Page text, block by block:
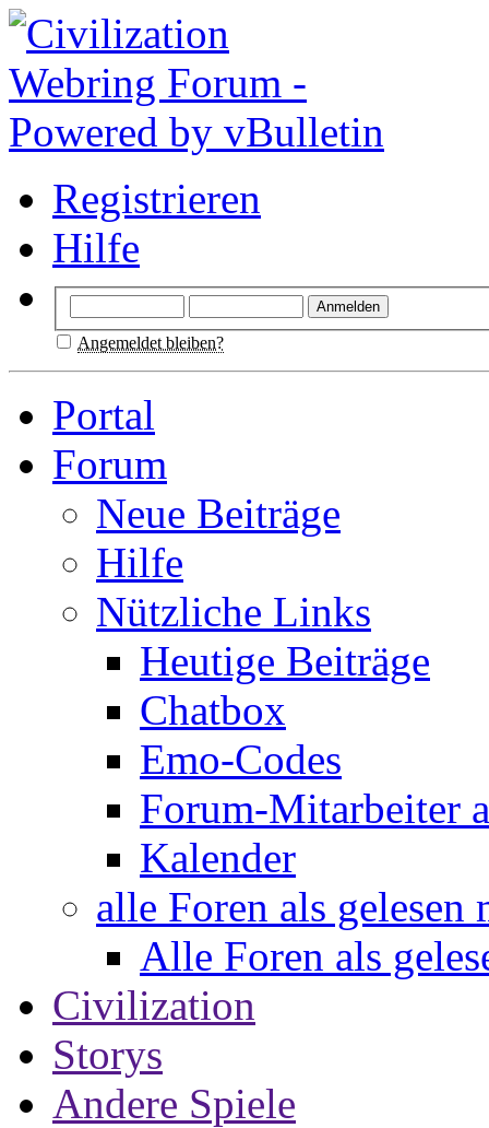
Registrieren
Hilfe
Angemeldet bleiben?
Portal
Forum
Neue Beiträge
Hilfe
Nützliche Links
Heutige Beiträge
Chatbox
Emo-Codes
Forum-Mitarbeiter
Kalender
alle Foren als gelesen
Alle Foren als
Civilization
Storys
Andere Spiele